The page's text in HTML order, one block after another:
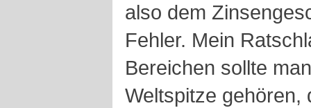
also dem
Fehler. Mein
Bereichen sollte
Weltspitze gehören,